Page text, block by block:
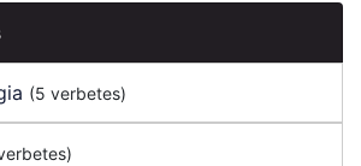
(5 verbetes)